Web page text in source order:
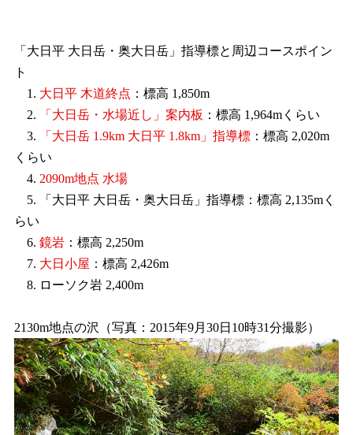
「大日平 大日岳・奥大日岳」指導標と周辺コースポイン
ト
1. 大日平 木道終点 ：標高 1,850m
2.
「大日岳・水場近し」案内板 ：標高 1,964mくらい
3.
「大日岳 1.9km 大日平 1.8km」指導標 ：標高 2,020m
くらい
4. 2090m地点 水場
5. 「大日平 大日岳・奥大日岳」指導標：標高 2,135mく
らい
6. 鏡岩 ：標高 2,250m
7. 大日小屋 ：標高 2,426m
8. ローソク岩 2,400m
2130m地点の沢（写真：2015年9月30日10時31分撮影）